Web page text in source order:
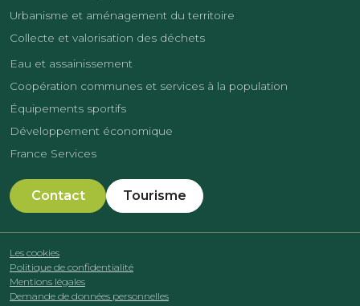
Urbanisme et aménagement du territoire
Collecte et valorisation des déchets
Eau et assainissement
Coopération communes et services à la population
Équipements sportifs
Développement économique
France Services
Contact Tourisme
Les cookies
Politique de confidentialité
Mentions légales
Demande de données personnelles